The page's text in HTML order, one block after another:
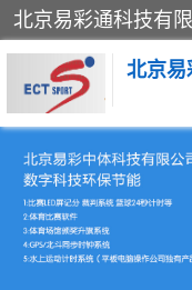
北京易
记分系统
智能颁奖旗系统